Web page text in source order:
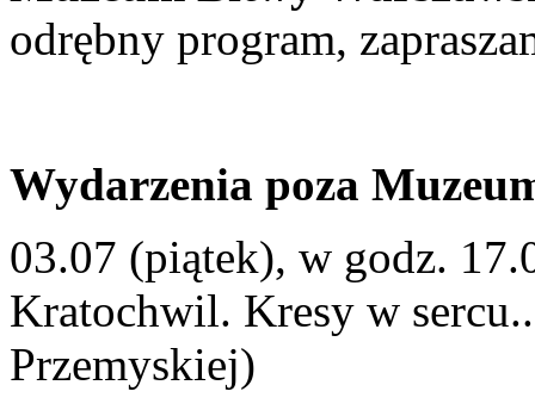
odrębny program,
Wydarzenia poza
03.07 (piątek), w godz.
Kratochwil. Kresy w
Przemyskiej)